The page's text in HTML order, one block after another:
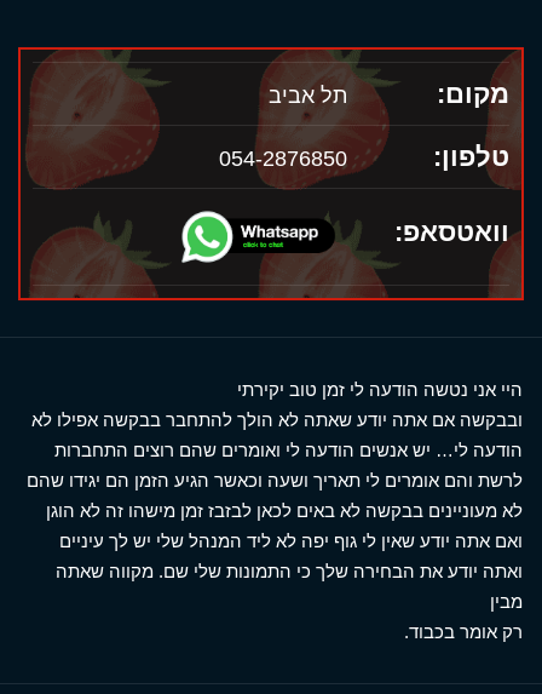
מקום: תל אביב
טלפון: 054-2876850
וואטסאפ:
היי אני נטשה הודעה לי זמן טוב יקירתי
ובבקשה אם אתה יודע שאתה לא הולך להתחבר בבקשה אפילו לא
הודעה לי… יש אנשים הודעה לי ואומרים שהם רוצים התחברות
לרשת והם אומרים לי תאריך ושעה וכאשר הגיע הזמן הם יגידו שהם
לא מעוניינים בבקשה לא באים לכאן לבזבז זמן מישהו זה לא הוגן
ואם אתה יודע שאין לי גוף יפה לא ליד המנהל שלי יש לך עיניים
ואתה יודע את הבחירה שלך כי התמונות שלי שם. מקווה שאתה
מבין
רק אומר בכבוד.